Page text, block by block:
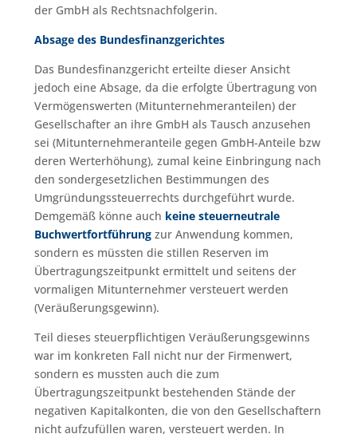
der GmbH als Rechtsnachfolgerin.
Absage des Bundesfinanzgerichtes
Das Bundesfinanzgericht erteilte dieser Ansicht
jedoch eine Absage, da die erfolgte Übertragung von
Vermögenswerten (Mitunternehmeranteilen) der
Gesellschafter an ihre GmbH als Tausch anzusehen
sei (Mitunternehmeranteile gegen GmbH-Anteile bzw
deren Werterhöhung), zumal keine Einbringung nach
den sondergesetzlichen Bestimmungen des
Umgründungssteuerrechts durchgeführt wurde.
Demgemäß könne auch keine steuerneutrale
Buchwertfortführungzur Anwendung kommen,
sondern es müssten die stillen Reserven im
Übertragungszeitpunkt ermittelt und seitens der
vormaligen Mitunternehmer versteuert werden
(Veräußerungsgewinn).
Teil dieses steuerpflichtigen Veräußerungsgewinns
war im konkreten Fall nicht nur der Firmenwert,
sondern es mussten auch die zum
Übertragungszeitpunkt bestehenden Stände der
negativen Kapitalkonten, die von den Gesellschaftern
nicht aufzufüllen waren, versteuert werden. In